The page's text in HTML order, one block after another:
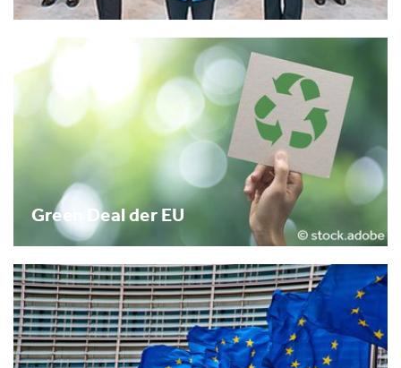
Green Deal der EU